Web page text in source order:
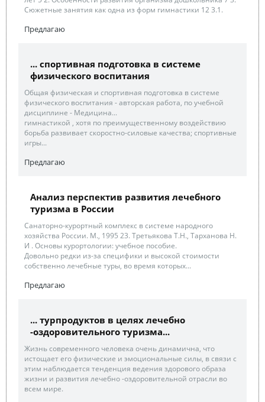
Сюжетные занятия как одна из форм гимнастики 12 3.1.
Предлагаю
... спортивная подготовка в системе
физического воспитания
Общая физическая и спортивная подготовка в системе
физического воспитания - авторская работа, по учебной
дисциплине - Медицина...
гимнастикой , хотя по преимущественному воздействию
борьба развивает скоростно-силовые качества; спортивные
игры...
Предлагаю
Анализ перспектив развития лечебного
туризма в России
Санаторно-курортный комплекс в системе народного
хозяйства России. М., 1995 23. Третьякова Т.Н., Тарханова Н.
И . Основы курортологии: учебное пособие.
Довольно редки из-за специфики и высокой стоимости
собственно лечебные туры, во время которых...
Предлагаю
... турпродуктов в целях лечебно
-оздоровительного туризма...
Жизнь современного человека очень динамична, что
истощает его физические и эмоциональные силы, в связи с
этим наблюдается тенденция ведения здорового образа
жизни и развития лечебно -оздоровительной отрасли во
всем мире.